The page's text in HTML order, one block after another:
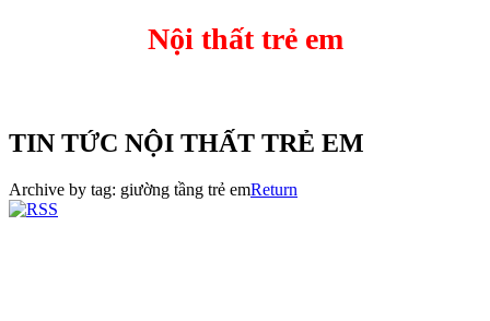
Nội thất trẻ em
TIN TỨC NỘI THẤT TRẺ EM
Archive by tag: giường tầng trẻ emReturn